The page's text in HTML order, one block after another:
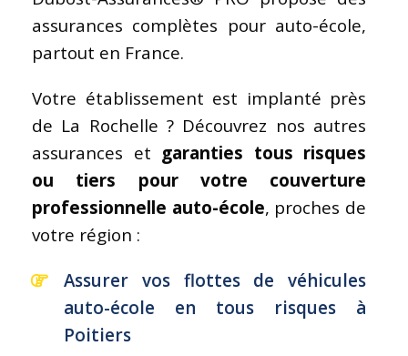
assurances complètes pour auto-école,
partout en France.
Votre établissement est implanté près
de La Rochelle ? Découvrez nos autres
assurances et garanties tous risques
ou tiers pour votre couverture
professionnelle auto-école, proches de
votre région :
Assurer vos flottes de véhicules
auto-école en tous risques à
Poitiers